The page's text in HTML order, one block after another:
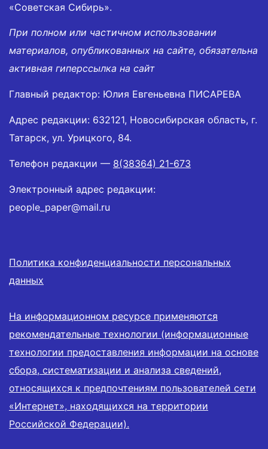
«Советская Сибирь».
При полном или частичном использовании
материалов, опубликованных на сайте, обязательна
активная гиперссылка на сайт
Главный редактор: Юлия Евгеньевна ПИСАРЕВА
Адрес редакции: 632121, Новосибирская область, г.
Татарск, ул. Урицкого, 84.
Телефон редакции — 8(38364) 21-673
Электронный адрес редакции:
people_paper@mail.ru
Политика конфиденциальности персональных
данных
На информационном ресурсе применяются
рекомендательные технологии (информационные
технологии предоставления информации на основе
сбора, систематизации и анализа сведений,
относящихся к предпочтениям пользователей сети
«Интернет», находящихся на территории
Российской Федерации).